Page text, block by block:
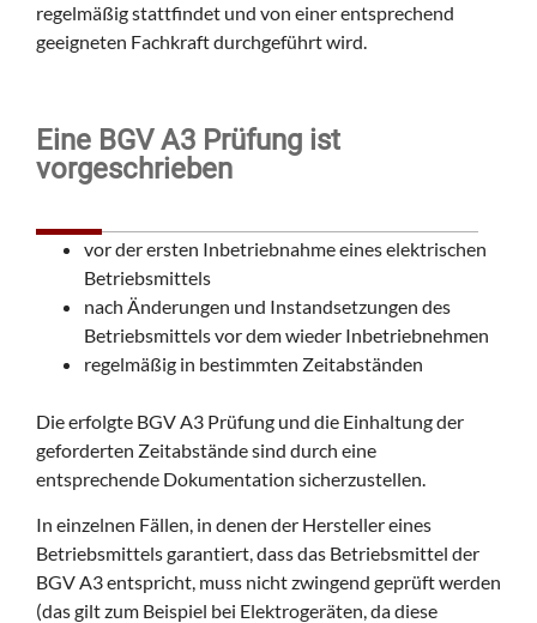
regelmäßig stattfindet und von einer entsprechend
geeigneten Fachkraft durchgeführt wird.
Eine BGV A3 Prüfung ist
vorgeschrieben
vor der ersten Inbetriebnahme eines elektrischen
Betriebsmittels
nach Änderungen und Instandsetzungen des
Betriebsmittels vor dem wieder Inbetriebnehmen
regelmäßig in bestimmten Zeitabständen
Die erfolgte BGV A3 Prüfung und die Einhaltung der
geforderten Zeitabstände sind durch eine
entsprechende Dokumentation sicherzustellen.
In einzelnen Fällen, in denen der Hersteller eines
Betriebsmittels garantiert, dass das Betriebsmittel der
BGV A3 entspricht, muss nicht zwingend geprüft werden
(das gilt zum Beispiel bei Elektrogeräten, da diese